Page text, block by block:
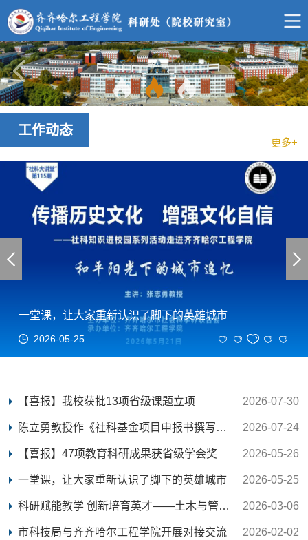
工作动态
更多+
一堂课，让大家重新认识了脚下的英雄城市
2026-05-25
【喜报】我校获批13项省级课题立项 2026-07-30
陈立勇教授作《社科基金项目申报书撰写方法与技巧... 2026-07-24
【喜报】47项教育科研成果获省级学会奖 2026-05-26
一堂课，让大家重新认识了脚下的英雄城市 2026-05-25
科研赋能教学 创新培育英才——土木与管理学院科研... 2026-03-06
市科技局与齐齐哈尔工程学院开展对接交流 2026-02-02